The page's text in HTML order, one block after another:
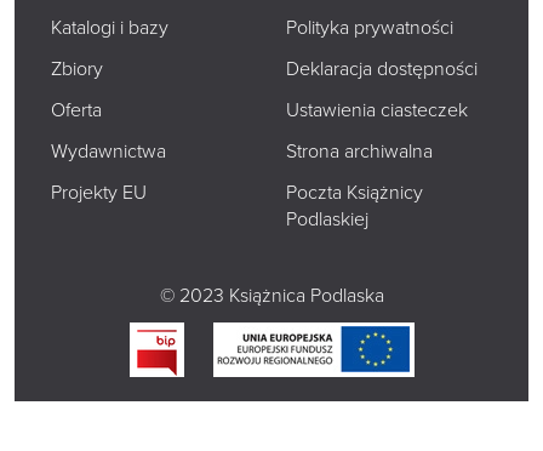
Katalogi i bazy
Zbiory
Oferta
Wydawnictwa
Projekty EU
Polityka prywatności
Deklaracja dostępności
Ustawienia ciasteczek
Strona archiwalna
Poczta Książnicy
Podlaskiej
© 2023 Książnica Podlaska